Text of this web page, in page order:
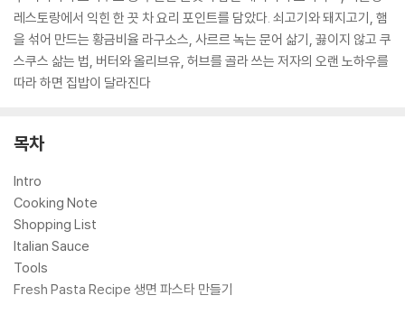
레스토랑에서 익힌 한 끗 차 요리 포인트를 담았다. 쇠고기와 돼지고기, 햄
을 섞어 만드는 황금비율 라구소스, 사르르 녹는 문어 삶기, 끓이지 않고 쿠
스쿠스 삶는 법, 버터와 올리브유, 허브를 골라 쓰는 저자의 오랜 노하우를
따라 하면 집밥이 달라진다
목차
Intro
Cooking Note
Shopping List
Italian Sauce
Tools
Fresh Pasta Recipe 생면 파스타 만들기